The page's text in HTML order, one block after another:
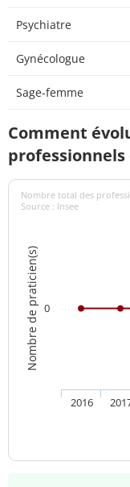
Psychiatre
Gynécologue
Sage-femme
Comment
professionnels
Nombre de praticien(s)
Nombre total des
Source : Insee
2016
0